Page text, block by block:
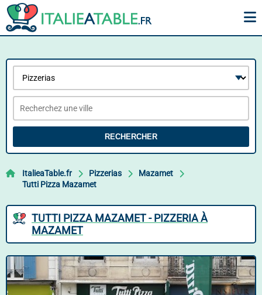
RECHERCHER
ItalieaTable.fr Pizzerias
Mazamet
Tutti Pizza Mazamet
TUTTI PIZZA MAZAMET - PIZZERIA À
MAZAMET